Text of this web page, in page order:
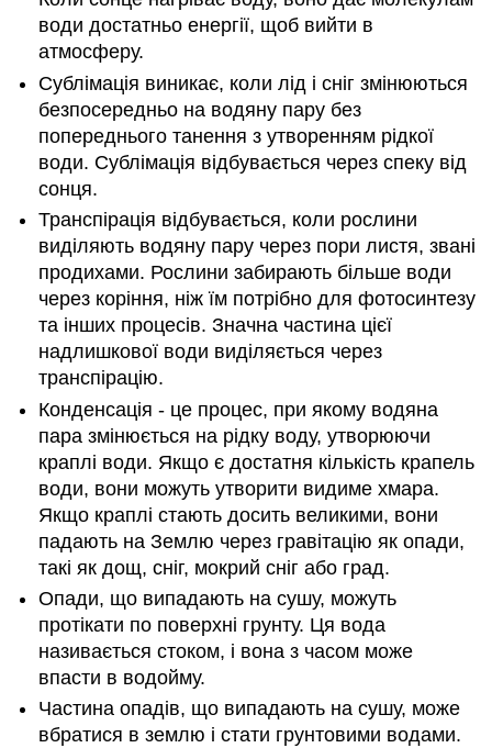
води достатньо енергії, щоб вийти в
атмосферу.
Сублімація виникає, коли лід і сніг змінюються
безпосередньо на водяну пару без
попереднього танення з утворенням рідкої
води. Сублімація відбувається через спеку від
сонця.
Транспірація відбувається, коли рослини
виділяють водяну пару через пори листя, звані
продихами. Рослини забирають більше води
через коріння, ніж їм потрібно для фотосинтезу
та інших процесів. Значна частина цієї
надлишкової води виділяється через
транспірацію.
Конденсація - це процес, при якому водяна
пара змінюється на рідку воду, утворюючи
краплі води. Якщо є достатня кількість крапель
води, вони можуть утворити видиме хмара.
Якщо краплі стають досить великими, вони
падають на Землю через гравітацію як опади,
такі як дощ, сніг, мокрий сніг або град.
Опади, що випадають на сушу, можуть
протікати по поверхні грунту. Ця вода
називається стоком, і вона з часом може
впасти в водойму.
Частина опадів, що випадають на сушу, може
вбратися в землю і стати грунтовими водами.